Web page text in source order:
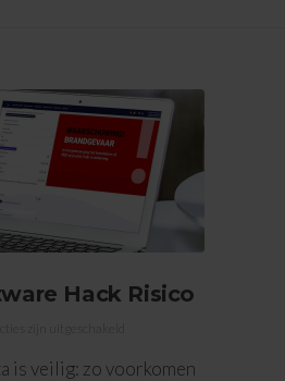
Hack Risico
is veilig: zo voorkomen